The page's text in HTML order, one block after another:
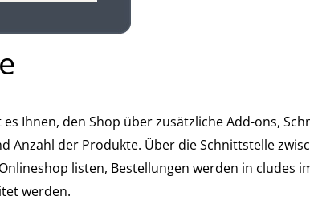
Ihnen, den Shop über zusätzliche Add-ons,
Anzahl der Produkte. Über die Schnittstelle
listen, Bestellungen werden in cludes
werden.